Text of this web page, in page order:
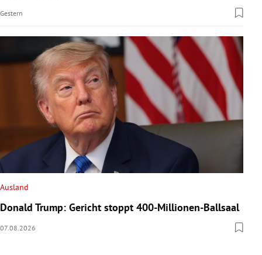
Untermenü
Untermenü
Untermenü
Untermenü
Untermenü
Gestern
Ausland
Donald Trump: Gericht stoppt 400-Millionen-Ballsaal
07.08.2026